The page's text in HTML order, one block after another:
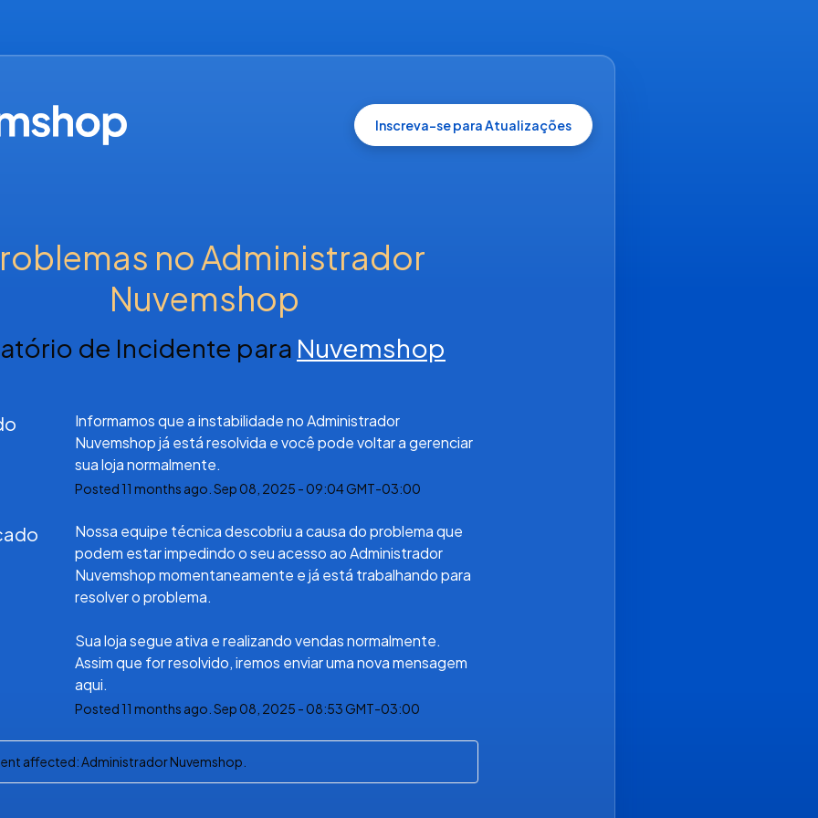
Inscreva-se para Atualizações
no Administrador
Nuvemshop
de Incidente para Nuvemshop
Informamos que a instabilidade no Administrador
Nuvemshop já está resolvida e você pode voltar a gerenciar
sua loja normalmente.
Posted 11 months ago. Sep08 2025 -09:04GMT-03:00
Nossa equipe técnica descobriu a causa do problema que
podem estar impedindo o seu acesso ao Administrador
Nuvemshop momentaneamente e já está trabalhando para
resolver o problema.
Sua loja segue ativa e realizando vendas normalmente.
Assim que for resolvido, iremos enviar uma nova mensagem
aqui.
Posted 11 months ago. Sep08 2025 -08:53GMT-03:00
affected: Administrador Nuvemshop.